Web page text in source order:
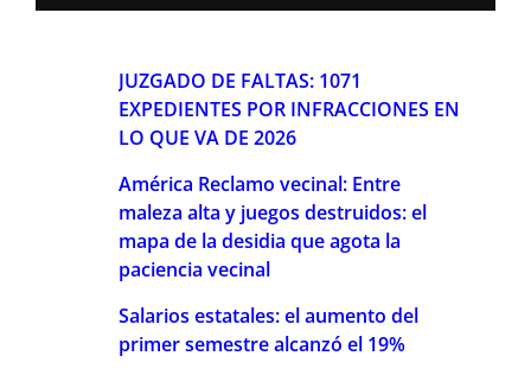
JUZGADO DE FALTAS: 1071
EXPEDIENTES POR INFRACCIONES EN
LO QUE VA DE 2026
América Reclamo vecinal: Entre
maleza alta y juegos destruidos: el
mapa de la desidia que agota la
paciencia vecinal
Salarios estatales: el aumento del
primer semestre alcanzó el 19%